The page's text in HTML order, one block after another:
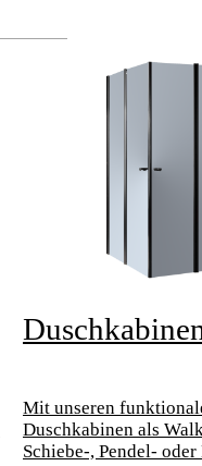
Mit unseren
Duschkabinen als
Schiebe-, Pendel-